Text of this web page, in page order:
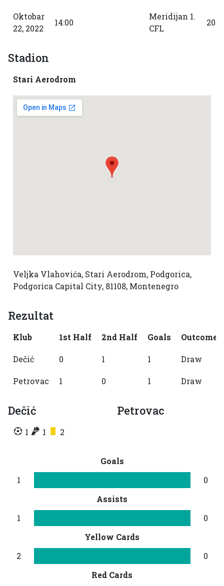
Oktobar
22, 2022
14:00
Meridijan 1.
CFL
Stadion
Stari Aerodrom
Veljka Vlahovića, Stari Aerodrom, Podgorica,
Podgorica Capital City, 81108, Montenegro
Rezultat
Klub 1st Half 2nd Half Goals Outcome
Dečić 0 1 1 Draw
Petrovac 1 0 1 Draw
Dečić
1 1 2
Petrovac
Goals
1
0
Assists
1
0
Yellow Cards
2
0
Red Cards